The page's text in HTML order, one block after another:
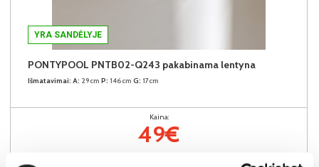
YRA SANDĖLYJE
PONTYPOOL PNTB02-Q243 pakabinama lentyna
Išmatavimai: A: 29cm P: 146cm G: 17cm
Kaina:
49€